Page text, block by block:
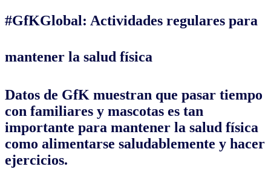
#GfKGlobal: Actividades regulares para
mantener la salud física
Datos de GfK muestran que pasar tiempo
con familiares y mascotas es tan
importante para mantener la salud física
como alimentarse saludablemente y hacer
ejercicios.